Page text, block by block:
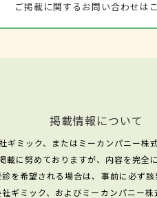
ご掲載に関するお問い合わせは
掲載情報について
ミック、またはミーカンパニー株
載に努めておりますが、内容を完全
を希望される場合は、事前に必ず該
ギミック、およびミーカンパニー